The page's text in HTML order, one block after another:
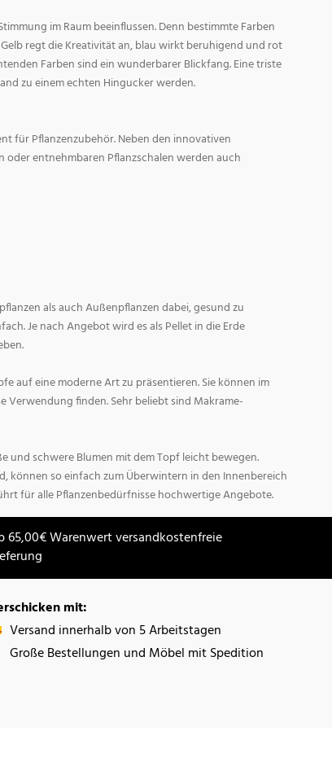
im Raum beeinflussen. Denn bestimmte Farben
regt die Kreativität an, blau wirkt beruhigend und rot
Farben sind ein wunderbarer Blickfang. Eine triste
zu einem echten Hingucker werden.
für Pflanzenzubehör. Neben den innovativen
oder entnehmbaren Pflanzschalen werden auch
als auch Außenpflanzen dabei, gesund zu
Je nach Angebot wird es als Pellet in die Erde
auf eine moderne Art zu präsentieren. Sie können im
Verwendung finden. Sehr beliebt sind Makrame-
und schwere Blumen mit dem Topf leicht bewegen.
können so einfach zum Überwintern in den Innenbereich
für alle Pflanzenbedürfnisse hochwertige Angebote.
65,00€ Warenwert versandkostenfreie
mit:
Versand innerhalb von 5 Arbeitstagen
Große Bestellungen und Möbel mit Spedition